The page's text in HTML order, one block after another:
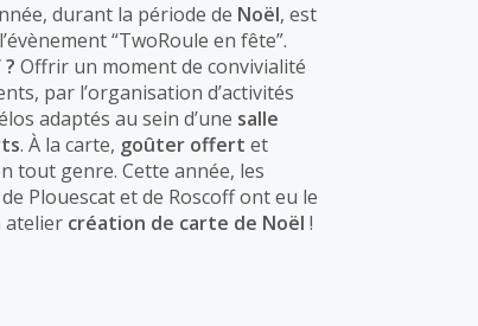
durant la période de Noël, est
“TwoRoule en fête”.
Offrir un moment de convivialité
par l’organisation d’activités
adaptés au sein d’une salle
. À la carte, goûter offert et
tout genre. Cette année, les
Plouescat et de Roscoff ont eu le
atelier création de carte de Noël !